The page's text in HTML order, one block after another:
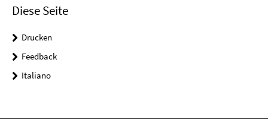
Diese Seite
Drucken
Feedback
Italiano